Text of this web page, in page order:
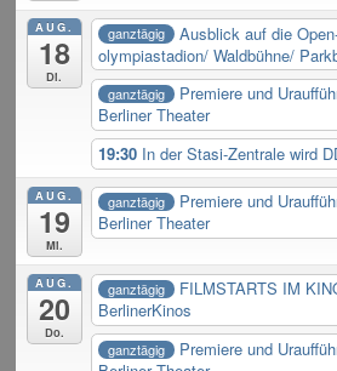
AUG.
18
Di.
ganztägig Ausblick auf die
olympiastadion/ Waldbühne/
ganztägig Premiere und
Berliner Theater
19:30 In der Stasi-Zentrale wird
AUG.
19
Mi.
ganztägig Premiere und
Berliner Theater
AUG.
20
Do.
ganztägig FILMSTARTS IM
BerlinerKinos
ganztägig Premiere und